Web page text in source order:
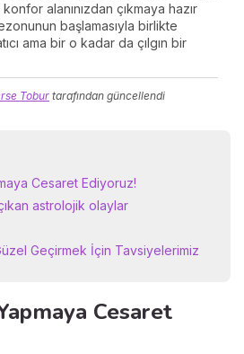
alanınızdan çıkmaya hazır
başlamasıyla birlikte
ama bir o kadar da çılgın bir
Tobur tarafından güncellendi
Cesaret Ediyoruz!
astrolojik olaylar
Geçirmek İçin Tavsiyelerimiz
Cesaret